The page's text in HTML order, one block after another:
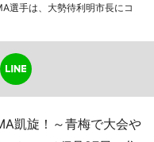
選手は、大勢待利明市長にコ
凱旋！～青梅で大会や